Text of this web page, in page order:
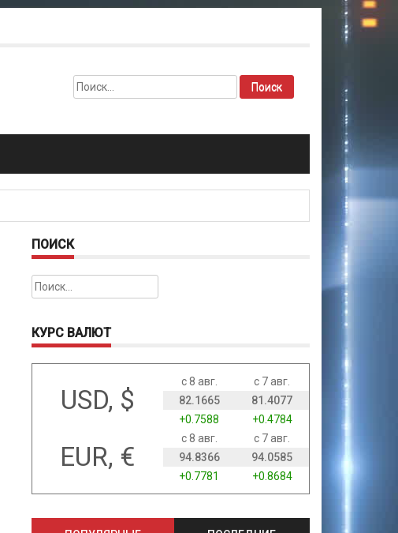
Найти:
ПОИСК
Найти:
КУРС ВАЛЮТ
USD, $
с 8 авг.
с 7 авг.
82.1665
81.4077
+0.7588
+0.4784
EUR, €
с 8 авг.
с 7 авг.
94.8366
94.0585
+0.7781
+0.8684